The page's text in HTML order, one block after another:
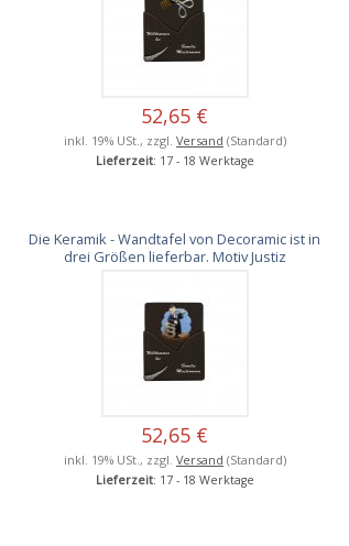
52,65 €
inkl. 19% USt., zzgl. Versand (Standard)
Lieferzeit: 17 - 18 Werktage
Die Keramik - Wandtafel von Decoramic ist in
drei Größen lieferbar. Motiv Justiz
52,65 €
inkl. 19% USt., zzgl. Versand (Standard)
Lieferzeit: 17 - 18 Werktage